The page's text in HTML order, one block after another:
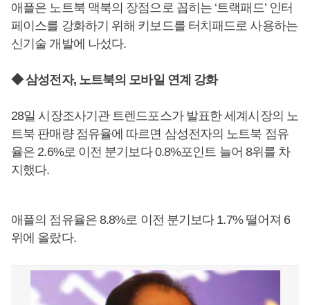
애플은 노트북 맥북의 장점으로 꼽히는 ‘트랙패드’ 인터
페이스를 강화하기 위해 키보드를 터치패드로 사용하는
신기술 개발에 나섰다.
◆ 삼성전자, 노트북의 모바일 연계 강화
28일 시장조사기관 트렌드포스가 발표한 세계시장의 노
트북 판매량 점유율에 따르면 삼성전자의 노트북 점유
율은 2.6%로 이전 분기보다 0.8%포인트 늘어 8위를 차
지했다.
애플의 점유율은 8.8%로 이전 분기보다 1.7% 떨어져 6
위에 올랐다.